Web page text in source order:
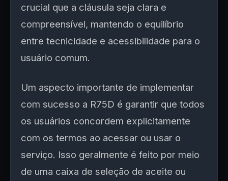
crucial que a cláusula seja clara e
compreensível, mantendo o equilíbrio
entre tecnicidade e acessibilidade para o
usuário comum.
Um aspecto importante de implementar
com sucesso a R75D é garantir que todos
os usuários concordem explicitamente
com os termos ao acessar ou usar o
serviço. Isso geralmente é feito por meio
de uma caixa de seleção de aceite ou